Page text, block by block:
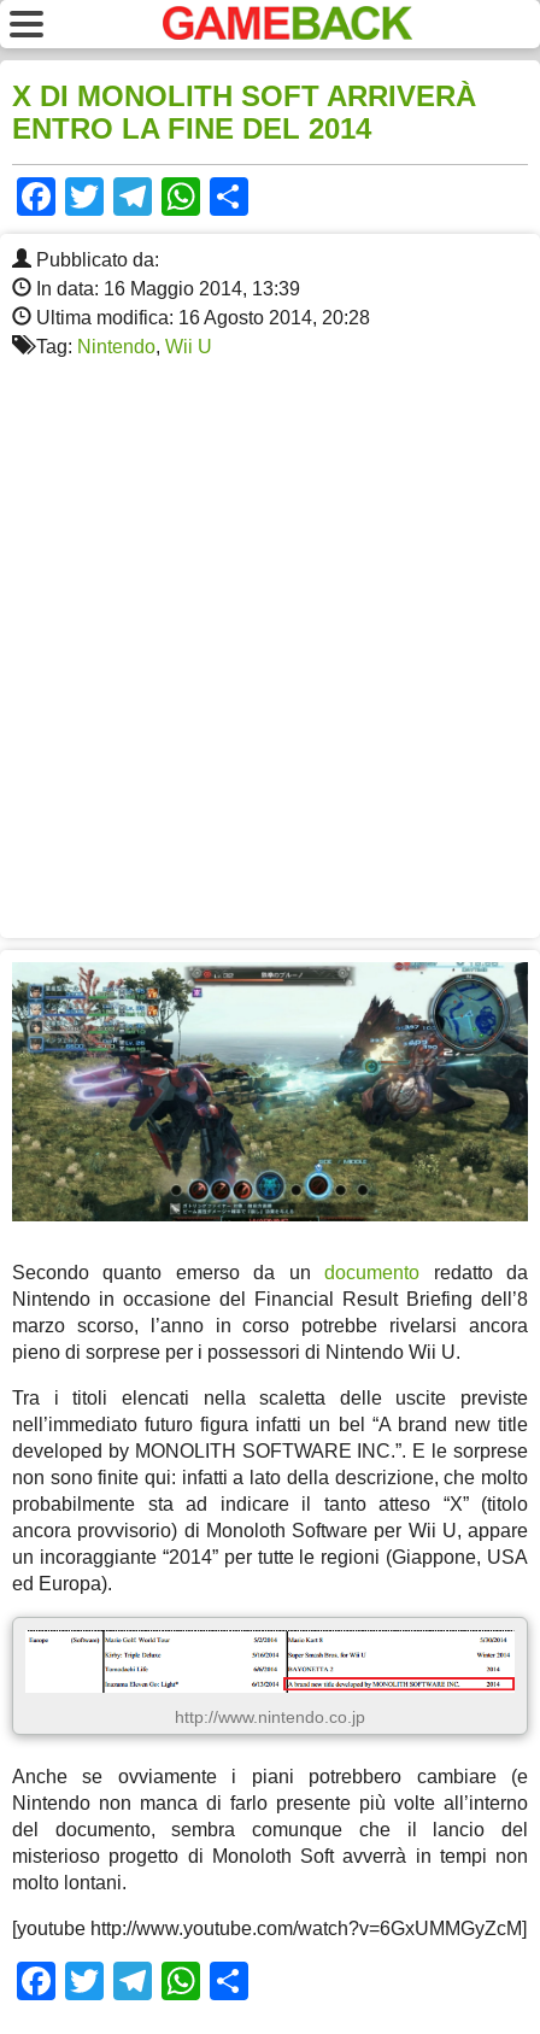
X DI MONOLITH SOFT ARRIVERÀ
ENTRO LA FINE DEL 2014
Facebook
TwitterTelegram
WhatsApp
Pubblicato da:
In data: 16 Maggio 2014, 13:39
Ultima modifica: 16 Agosto 2014, 20:28
Tag: Nintendo, Wii U
Secondo quanto emerso da undocumento redatto da
Nintendo in occasione del Financial Result Briefing dell’8
marzo scorso, l’anno in corso potrebbe rivelarsi ancora
pieno di sorprese per i possessori di Nintendo Wii U.
Tra i titoli elencati nella scaletta delle uscite previste
nell’immediato futuro figura infatti un bel “A brand new title
developed by MONOLITH SOFTWARE INC.”. E le sorprese
non sono finite qui: infatti a lato della descrizione, che molto
probabilmente sta ad indicare il tanto atteso “X” (titolo
ancora provvisorio) di Monoloth Software per Wii U, appare
un incoraggiante “2014” per tutte le regioni (Giappone, USA
ed Europa).
http://www.nintendo.co.jp
Anche se ovviamente i piani potrebbero cambiare (e
Nintendo non manca di farlo presente più volte all’interno
del documento, sembra comunque che il lancio del
misterioso progetto di Monoloth Soft avverrà in tempi non
molto lontani.
[youtube http://www.youtube.com/watch?v=6GxUMMGyZcM]
Facebook
TwitterTelegram
WhatsApp